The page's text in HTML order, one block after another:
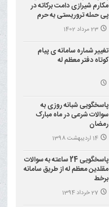
مکارم شیرازی دامت برکاته در
پی حمله تروریستی به حرم
احمد بن موسی علیه السلام
(شاهچراغ)
23 مرداد 1402
تغییر شماره سامانه ی پیام
کوتاه دفتر معظم له
پاسخگویی شبانه روزی به
سوالات شرعی در ماه مبارک
رمضان
14 اردیبهشت 1398
پاسخگویی 24 ساعته به سوالات
مقلدین معظم له از طریق سامانه
برخط
27 خرداد 1394